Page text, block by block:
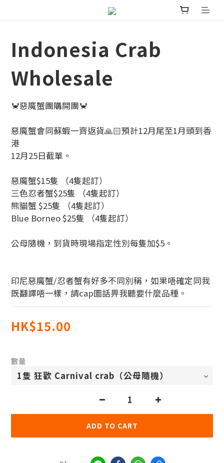
Indonesia Crab
Wholesale
🦀惡魔蟹團購開團🦀
惡魔蟹會同蘇蝦一齊返貨🙏🏻預計12月尾至1月頭到香
港
12月25日截單。
惡魔蟹$15隻 （4隻起訂）
三色忍者蟹$25隻 （4隻起訂）
熊貓蟹 $25隻 （4隻起訂）
Blue Borneo $25隻 （4隻起訂）
公母隨機，到貨時現場指定性別每隻加$5。
印尼惡魔蟹/忍者蟹有好多不同別稱，如果唔確定同我
既翻譯唔一樣，請cap圖話畀我聽要什麼品種。
HK$15.00
數量
ADD TO CART